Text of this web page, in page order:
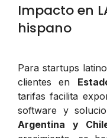
Impacto en
hispano
Para startups
clientes en
tarifas facilita
software y
Argentina y